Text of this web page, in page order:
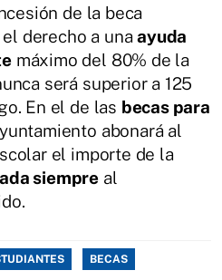
de la beca
derecho a unaayuda
máximo del 80% de la
será superior a 125
En el de las becas para
abonará al
el importe de la
siempreal
BECAS